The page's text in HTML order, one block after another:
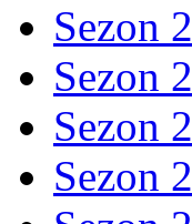
Sezon
Sezon
Sezon
Sezon